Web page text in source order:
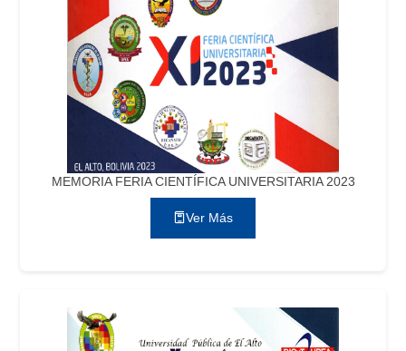
MEMORIA FERIA CIENTÍFICA UNIVERSITARIA 2023
Ver Más